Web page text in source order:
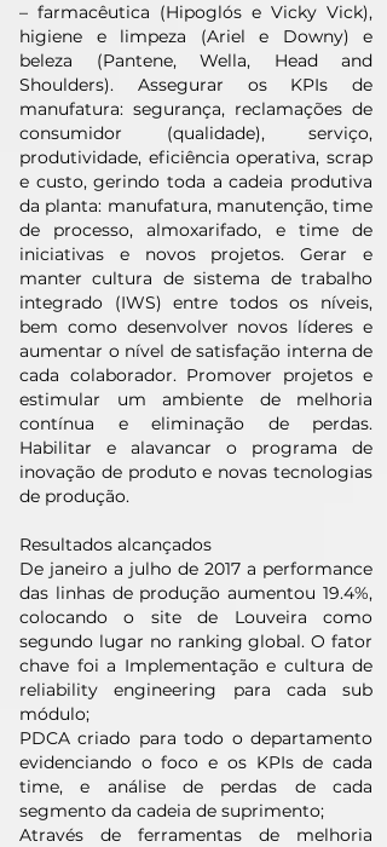
– farmacêutica (Hipoglós e Vicky Vick),
higiene e limpeza (Ariel e Downy) e
beleza (Pantene, Wella, Head and
Shoulders). Assegurar os KPIs de
manufatura: segurança, reclamações de
consumidor (qualidade), serviço,
produtividade, eficiência operativa, scrap
e custo, gerindo toda a cadeia produtiva
da planta: manufatura, manutenção, time
de processo, almoxarifado, e time de
iniciativas e novos projetos. Gerar e
manter cultura de sistema de trabalho
integrado (IWS) entre todos os níveis,
bem como desenvolver novos líderes e
aumentar o nível de satisfação interna de
cada colaborador. Promover projetos e
estimular um ambiente de melhoria
contínua e eliminação de perdas.
Habilitar e alavancar o programa de
inovação de produto e novas tecnologias
de produção.
Resultados alcançados
De janeiro a julho de 2017 a performance
das linhas de produção aumentou 19.4%,
colocando o site de Louveira como
segundo lugar no ranking global. O fator
chave foi a Implementação e cultura de
reliability engineering para cada sub
módulo;
PDCA criado para todo o departamento
evidenciando o foco e os KPIs de cada
time, e análise de perdas de cada
segmento da cadeia de suprimento;
Através de ferramentas de melhoria